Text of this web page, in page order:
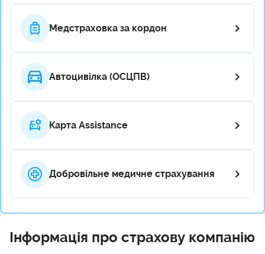
Медстраховка за кордон
Автоцивілка (ОСЦПВ)
Карта Assistance
Добровільне медичне страхування
Інформація про страхову компанію